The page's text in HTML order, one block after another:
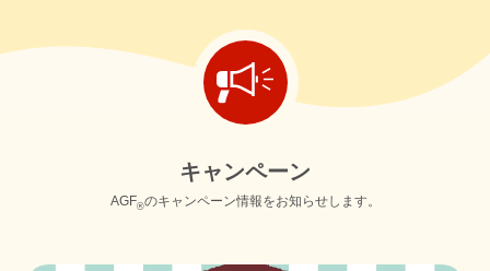
キャンペーン
AGF®のキャンペーン情報をお知らせします。